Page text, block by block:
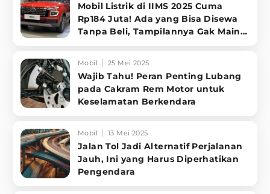
Mobil Listrik di IIMS 2025 Cuma
Rp184 Juta! Ada yang Bisa Disewa
Tanpa Beli, Tampilannya Gak Main-
Mobil 25 Mei 2025
Wajib Tahu! Peran Penting Lubang
pada Cakram Rem Motor untuk
Keselamatan Berkendara
Mobil 13 Mei 2025
Jalan Tol Jadi Alternatif Perjalanan
Jauh, Ini yang Harus Diperhatikan
Pengendara